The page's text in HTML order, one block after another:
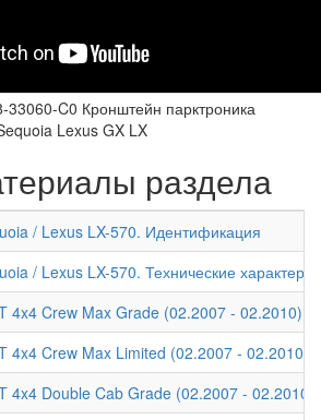
C0 Кронштейн парктроника
Lexus GX LX
раздела
/ Lexus LX-570. Идентификация
/ Lexus LX-570. Технические
4x4 Crew Max Grade (02.2007 - 02.2010) -
4x4 Crew Max Limited (02.2007 - 02.2010) -
4x4 Double Cab Grade (02.2007 - 02.2010)